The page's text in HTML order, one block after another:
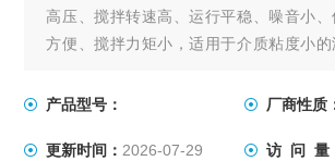
高压、搅拌转速高、运行平稳、噪音小
方便、搅拌力矩小，适用于介质粘度小
应。
产品型号： 厂商性质
更新时间： 2026-07-29 访 问 量